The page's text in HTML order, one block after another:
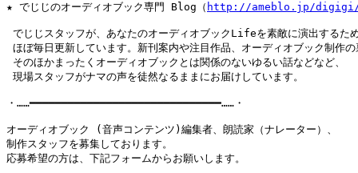
★ でじじのオーディオブック専門 Blog（ http://ameblo.jp/
でじじスタッフが、あなたのオーディオブックLifeを素敵に演出するた
ほぼ毎日更新しています。新刊案内や注目作品、オーディオブック制作
そのほかまったくオーディオブックとは関係のないゆるい話などなど、
現場スタッフがナマの声を徒然なるままにお届けしています。
・……━━━━━━━━━━━━━━━━━━━━━━━━━━━━━━……・
オーディオブック (音声コンテンツ)編集者、朗読家（ナレーター）、
制作スタッフを募集しております。
応募希望の方は、下記フォームからお願いします。